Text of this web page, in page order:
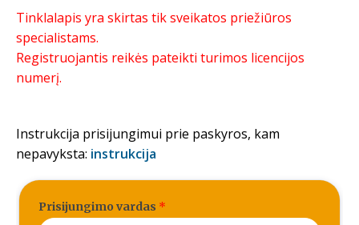
Tinklalapis yra skirtas tik sveikatos priežiūros
specialistams.
Registruojantis reikės pateikti turimos licencijos
numerį.
Instrukcija prisijungimui prie paskyros, kam
nepavyksta: instrukcija
Prisijungimo vardas *